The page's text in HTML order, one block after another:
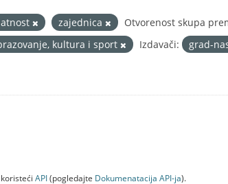
zajednica Otvorenost skupa
kultura i sport Izdavači: grad-
API(pogledajte Dokumenаtаcijа API-jа).